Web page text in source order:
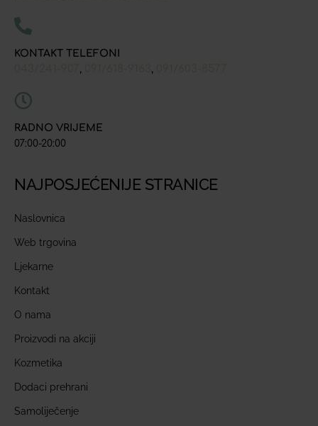
KONTAKT TELEFONI
, ,
RADNO VRIJEME
07:00-20:00
NAJPOSJEĆENIJE STRANICE
Naslovnica
Web trgovina
Ljekarne
Kontakt
O nama
Proizvodi na akciji
Kozmetika
Dodaci prehrani
Samoliječenje